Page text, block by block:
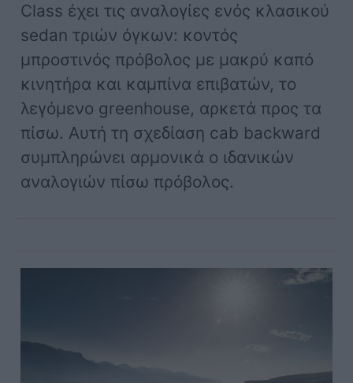
Class έχει τις αναλογίες ενός κλασικού
sedan τριών όγκων: κοντός
μπροστινός πρόβολος με μακρύ καπό
κινητήρα και καμπίνα επιβατών, το
λεγόμενο greenhouse, αρκετά προς τα
πίσω. Αυτή τη σχεδίαση cab backward
συμπληρώνει αρμονικά ο ιδανικών
αναλογιών πίσω πρόβολος.